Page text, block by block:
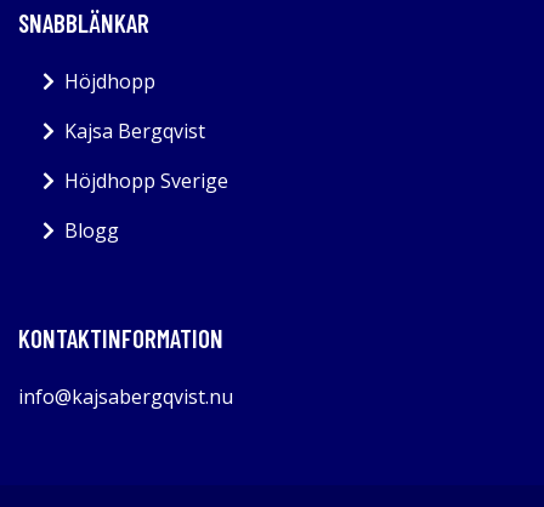
SNABBLÄNKAR
Höjdhopp
Kajsa Bergqvist
Höjdhopp Sverige
Blogg
KONTAKTINFORMATION
info@kajsabergqvist.nu